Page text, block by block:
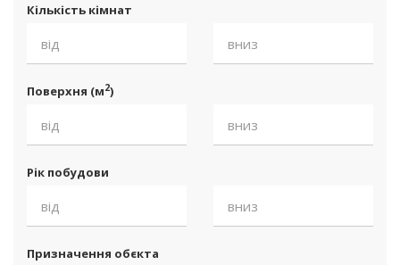
Кількість кімнат
Поверхня (м2)
Рік побудови
Призначення обєкта